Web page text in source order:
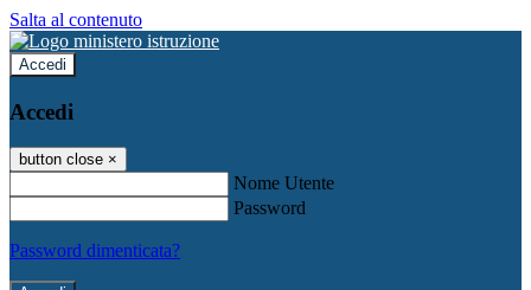
Salta al contenuto
Accedi
Accedi
button close ×
Nome Utente
Password
Password dimenticata?